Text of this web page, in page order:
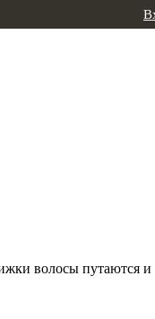
волосы путаются и